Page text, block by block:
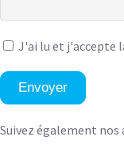
J'ai lu et j'accepte
Envoyer
Suivez également